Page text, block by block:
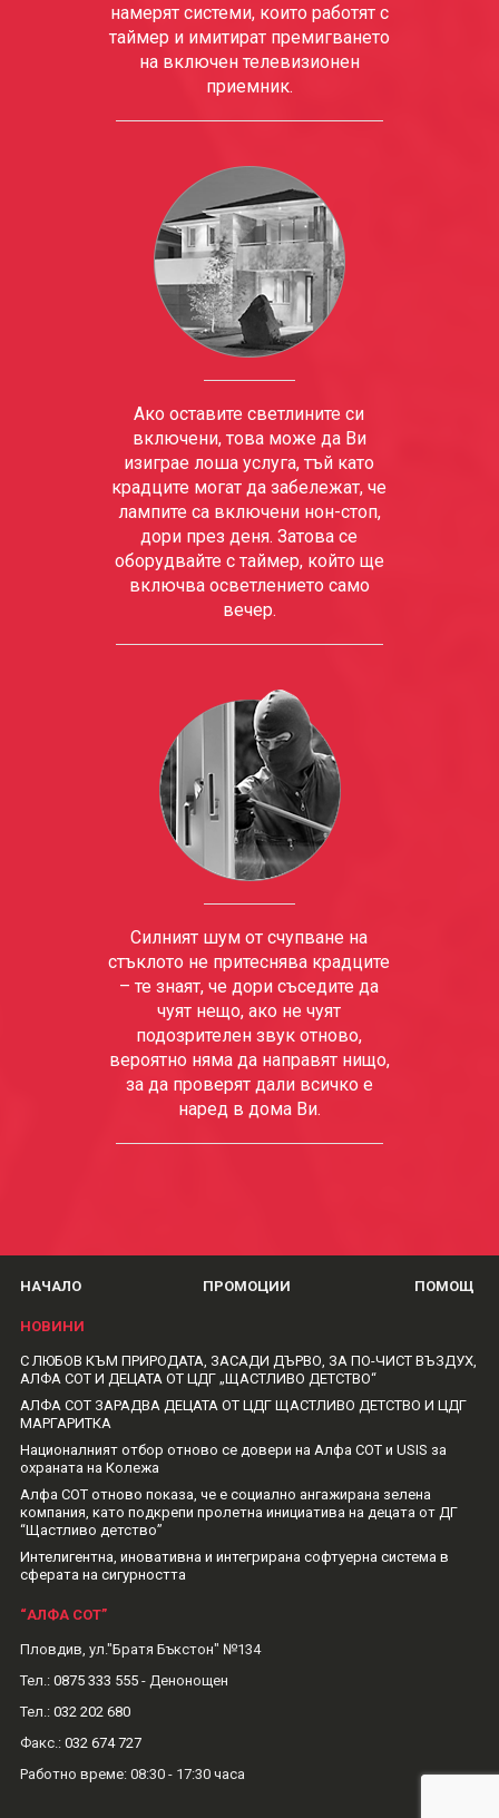
намерят системи, които работят с
таймер и имитират премигването
на включен телевизионен
приемник.
Ако оставите светлините си
включени, това може да Ви
изиграе лоша услуга, тъй като
крадците могат да забележат, че
лампите са включени нон-стоп,
дори през деня. Затова се
оборудвайте с таймер, който ще
включва осветлението само
вечер.
Силният шум от счупване на
стъклото не притеснява крадците
– те знаят, че дори съседите да
чуят нещо, ако не чуят
подозрителен звук отново,
вероятно няма да направят нищо,
за да проверят дали всичко е
наред в дома Ви.
НАЧАЛО ПРОМОЦИИ ПОМОЩ
НОВИНИ
С ЛЮБОВ КЪМ ПРИРОДАТА, ЗАСАДИ ДЪРВО, ЗА ПО-ЧИСТ ВЪЗДУХ,
АЛФА СОТ И ДЕЦАТА ОТ ЦДГ „ЩАСТЛИВО ДЕТСТВО“
АЛФА СОТ ЗАРАДВА ДЕЦАТА ОТ ЦДГ ЩАСТЛИВО ДЕТСТВО И ЦДГ
МАРГАРИТКА
Националният отбор отново се довери на Алфа СОТ и USIS за
охраната на Колежа
Алфа СОТ отново показа, че е социално ангажирана зелена
компания, като подкрепи пролетна инициатива на децата от ДГ
“Щастливо детство”
Интелигентна, иновативна и интегрирана софтуерна система в
сферата на сигурността
“АЛФА СОТ”
Пловдив, ул."Братя Бъкстон" №134
Тел.: 0875 333 555- Денонощен
Тел.: 032 202 680
Факс.: 032 674 727
Рабoтно време: 08:30 - 17:30 часа